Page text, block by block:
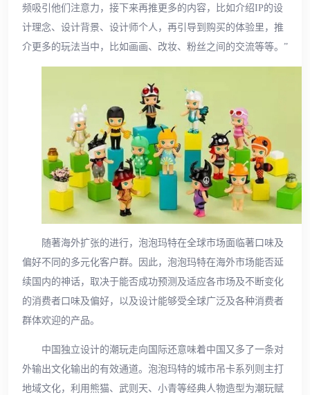
频吸引他们注意力，接下来再推更多的内容，比如介绍IP的设
计理念、设计背景、设计师个人，再引导到购买的体验里，推
介更多的玩法当中，比如画画、改妆、粉丝之间的交流等等。”
随著海外扩张的进行，泡泡玛特在全球市场面临著口味及
偏好不同的多元化客户群。因此，泡泡玛特在海外市场能否延
续国内的神话，取决于能否成功预测及适应各市场及不断变化
的消费者口味及偏好，以及设计能够受全球广泛及各种消费者
群体欢迎的产品。
中国独立设计的潮玩走向国际还意味着中国又多了一条对
外输出文化输出的有效通道。泡泡玛特的城市吊卡系列则主打
地域文化，利用熊猫、武则天、小青等经典人物造型为潮玩赋